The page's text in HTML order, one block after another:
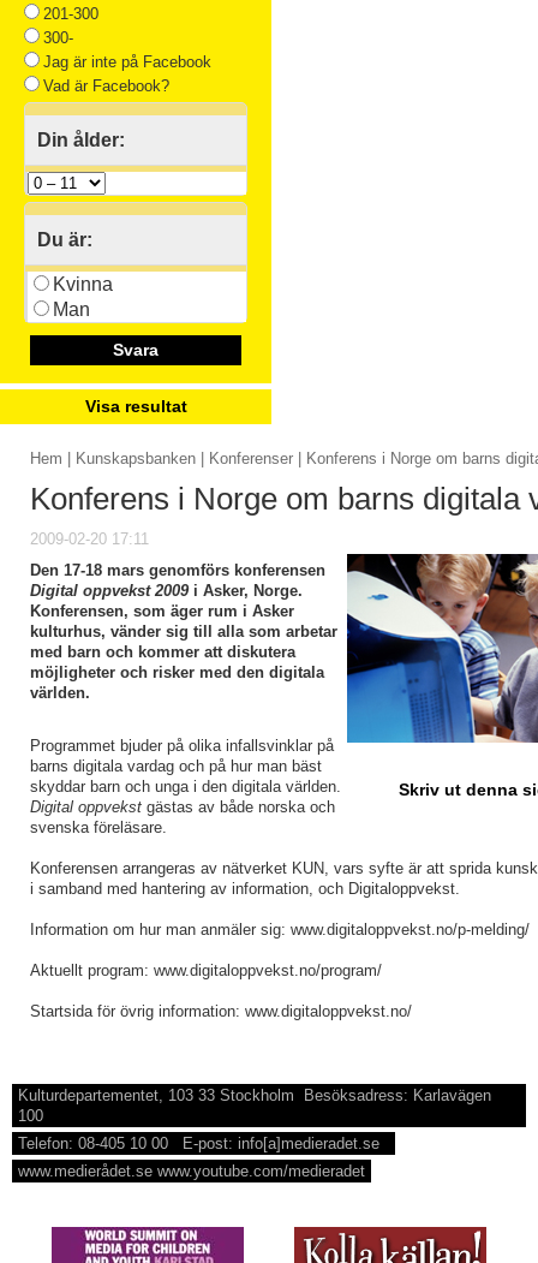
201-300
300-
Jag är inte på Facebook
Vad är Facebook?
Din ålder:
Du är:
Kvinna
Man
Svara
Visa resultat
Hem | Kunskapsbanken | Konferenser | Konferens i Norge om barns
Konferens i Norge om barns digitala
2009-02-20 17:11
Skriv ut denna
Den 17-18 mars genomförs konferensen
Digital oppvekst 2009i Asker, Norge.
Konferensen, som äger rum i Asker
kulturhus, vänder sig till alla som arbetar
med barn och kommer att diskutera
möjligheter och risker med den digitala
världen.
Programmet bjuder på olika infallsvinklar på
barns digitala vardag och på hur man bäst
skyddar barn och unga i den digitala världen.
Digital oppvekst gästas av både norska och
svenska föreläsare.
Konferensen arrangeras av nätverket KUN, vars syfte är att sprida
i samband med hantering av information, och Digitaloppvekst.
Information om hur man anmäler sig: www.digitaloppvekst.no/p-melding/
Aktuellt program: www.digitaloppvekst.no/program/
Startsida för övrig information: www.digitaloppvekst.no/
Kulturdepartementet, 103 33 Stockholm Besöksadress: Karlavägen
100
Telefon: 08-405 10 00 E-post: info[a]medieradet.se
www.medierådet.se www.youtube.com/medieradet